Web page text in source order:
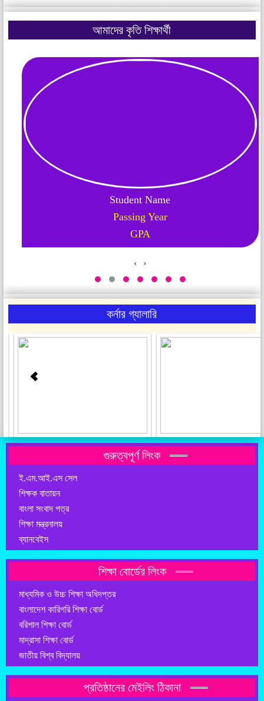
আমাদের কৃতি শিক্ষার্থী
Student Name
Passing Year
GPA
‹ ›
কর্নার গ্যালারি
গুরুত্বপূর্ণ লিংক
ই.এম.আই.এস সেল
শিক্ষক বাতায়ন
বাংলা সংবাদ পত্র
শিক্ষা মন্ত্রনালয়
ব্যানবেইস
শিক্ষা বোর্ডের লিংক
মাধ্যমিক ও উচ্চ শিক্ষা অধিদপ্তর
বাংলাদেশ কারিগরি শিক্ষা বোর্ড
বরিশাল শিক্ষা বোর্ড
মাদ্রাসা শিক্ষা বোর্ড
জাতীয় বিশ্ব বিদ্যালয়
প্রতিষ্ঠানের মেইলিং ঠিকানা